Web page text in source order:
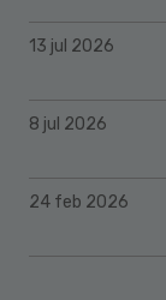
13 jul 2026
8 jul 2026
24 feb 2026